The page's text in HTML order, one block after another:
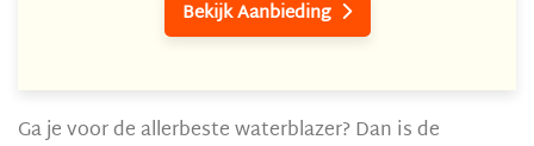
Bekijk Aanbieding 
Ga je voor de allerbeste waterblazer? Dan is de